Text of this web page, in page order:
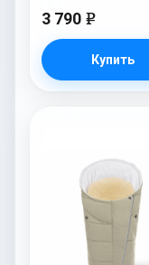
3 790 e
Купить